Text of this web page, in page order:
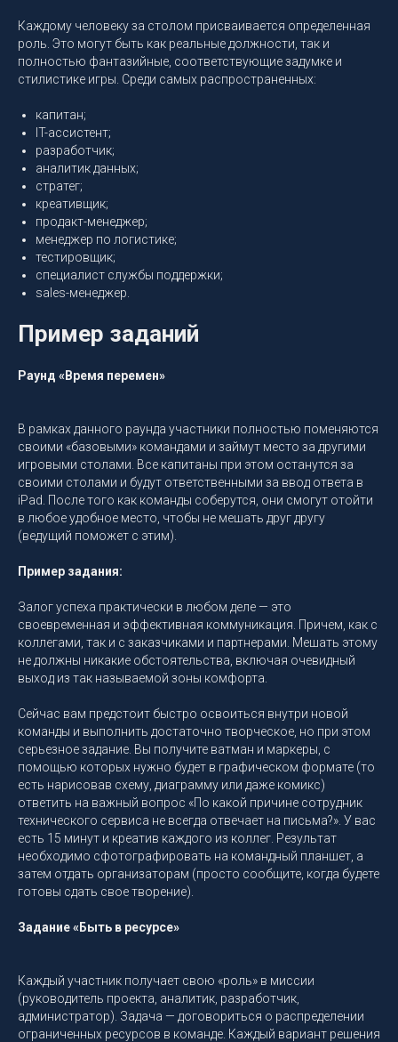
Каждому человеку за столом присваивается определенная
роль. Это могут быть как реальные должности, так и
полностью фантазийные, соответствующие задумке и
стилистике игры. Среди самых распространенных:
капитан;
IT-ассистент;
разработчик;
аналитик данных;
стратег;
креативщик;
продакт-менеджер;
менеджер по логистике;
тестировщик;
специалист службы поддержки;
sales-менеджер.
Пример заданий
Раунд «Время перемен»
В рамках данного раунда участники полностью поменяются
своими «базовыми» командами и займут место за другими
игровыми столами. Все капитаны при этом останутся за
своими столами и будут ответственными за ввод ответа в
iPad. После того как команды соберутся, они смогут отойти
в любое удобное место, чтобы не мешать друг другу
(ведущий поможет с этим).
Пример задания:
Залог успеха практически в любом деле — это
своевременная и эффективная коммуникация. Причем, как с
коллегами, так и с заказчиками и партнерами. Мешать этому
не должны никакие обстоятельства, включая очевидный
выход из так называемой зоны комфорта.
Сейчас вам предстоит быстро освоиться внутри новой
команды и выполнить достаточно творческое, но при этом
серьезное задание. Вы получите ватман и маркеры, с
помощью которых нужно будет в графическом формате (то
есть нарисовав схему, диаграмму или даже комикс)
ответить на важный вопрос «По какой причине сотрудник
технического сервиса не всегда отвечает на письма?». У вас
есть 15 минут и креатив каждого из коллег. Результат
необходимо сфотографировать на командный планшет, а
затем отдать организаторам (просто сообщите, когда будете
готовы сдать свое творение).
Задание «Быть в ресурсе»
Каждый участник получает свою «роль» в миссии
(руководитель проекта, аналитик, разработчик,
администратор). Задача — договориться о распределении
ограниченных ресурсов в команде. Каждый вариант решения